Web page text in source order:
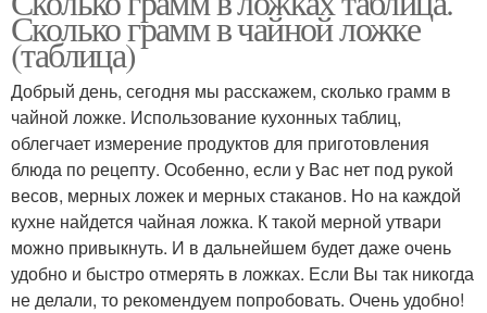
ложке
Столовые ложки
Муки в столовой ложке Чайная ложка
Столовая ложка Жидкости в ложке
Сколько грамм в чайной ложке
(таблица)
Добрый день, сегодня мы расскажем, сколько грамм в
чайной ложке. Использование кухонных таблиц,
облегчает измерение продуктов для приготовления
блюда по рецепту. Особенно, если у Вас нет под рукой
весов, мерных ложек и мерных стаканов. Но на каждой
кухне найдется чайная ложка. К такой мерной утвари
можно привыкнуть. И в дальнейшем будет даже очень
удобно и быстро отмерять в ложках. Если Вы так никогда
не делали, то рекомендуем попробовать. Очень удобно!